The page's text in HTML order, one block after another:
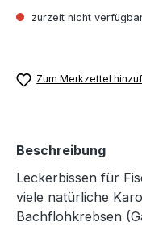
zurzeit nicht
Zum Merkzettel
Beschreibung
Leckerbissen für
viele natürliche
Bachflohkrebsen